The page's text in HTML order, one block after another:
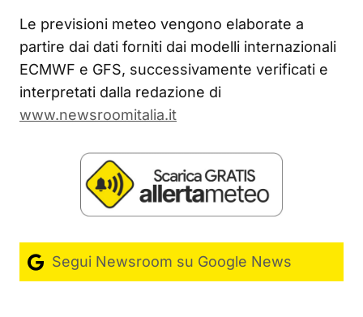
Le previsioni meteo vengono elaborate a
partire dai dati forniti dai modelli internazionali
ECMWF e GFS, successivamente verificati e
interpretati dalla redazione di
www.newsroomitalia.it
Segui Newsroom su Google News